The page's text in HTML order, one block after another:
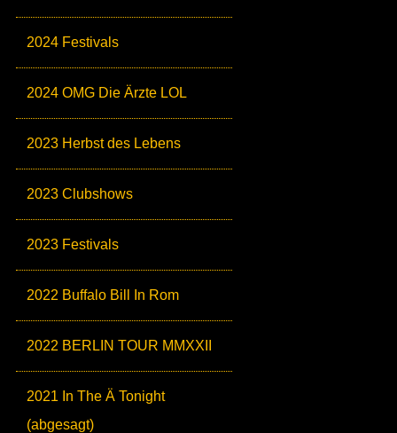
2024 Festivals
2024 OMG Die Ärzte LOL
2023 Herbst des Lebens
2023 Clubshows
2023 Festivals
2022 Buffalo Bill In Rom
2022 BERLIN TOUR MMXXII
2021 In The Ä Tonight
(abgesagt)